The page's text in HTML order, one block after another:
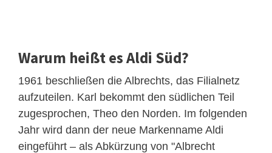
Warum heißt es Aldi Süd?
1961 beschließen die Albrechts, das Filialnetz
aufzuteilen. Karl bekommt den südlichen Teil
zugesprochen, Theo den Norden. Im folgenden
Jahr wird dann der neue Markenname Aldi
eingeführt – als Abkürzung von "Albrecht